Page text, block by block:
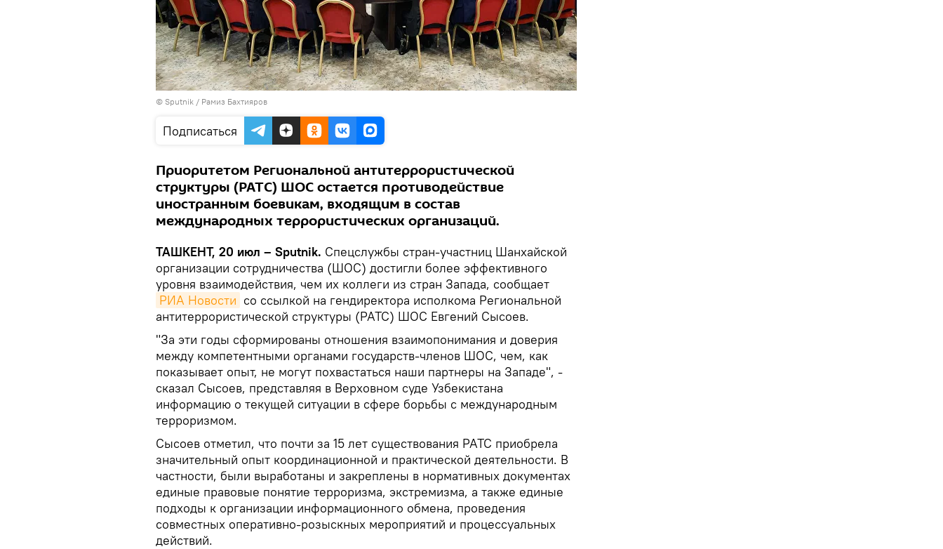
© Sputnik / Рамиз Бахтияров
Подписаться
Приоритетом Региональной антитеррористической
структуры (РАТС) ШОС остается противодействие
иностранным боевикам, входящим в состав
международных террористических организаций.
ТАШКЕНТ, 20 июл – Sputnik. Спецслужбы стран-участниц Шанхайской
организации сотрудничества (ШОС) достигли более эффективного
уровня взаимодействия, чем их коллеги из стран Запада, сообщает
РИА Новости со ссылкой на гендиректора исполкома Региональной
антитеррористической структуры (РАТС) ШОС Евгений Сысоев.
"За эти годы сформированы отношения взаимопонимания и доверия
между компетентными органами государств-членов ШОС, чем, как
показывает опыт, не могут похвастаться наши партнеры на Западе", -
сказал Сысоев, представляя в Верховном суде Узбекистана
информацию о текущей ситуации в сфере борьбы с международным
терроризмом.
Сысоев отметил, что почти за 15 лет существования РАТС приобрела
значительный опыт координационной и практической деятельности. В
частности, были выработаны и закреплены в нормативных документах
единые правовые понятие терроризма, экстремизма, а также единые
подходы к организации информационного обмена, проведения
совместных оперативно-розыскных мероприятий и процессуальных
действий.